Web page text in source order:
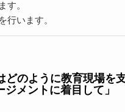
す。
行います。
のように教育現場を
メントに着目して」